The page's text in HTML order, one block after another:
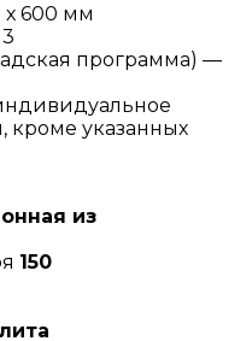
х 600 мм
программа) —
кроме указанных
из
150